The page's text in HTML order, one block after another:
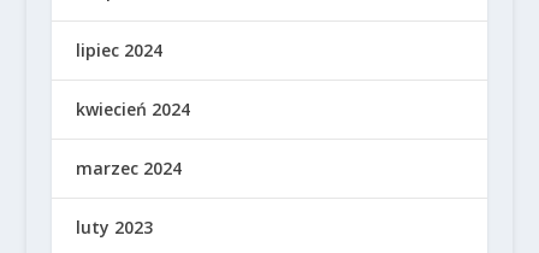
lipiec 2024
kwiecień 2024
marzec 2024
luty 2023